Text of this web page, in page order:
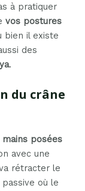
à pratiquer
vos postures
bien il existe
des
.
du crâne
posées
avec une
rétracter le
où le